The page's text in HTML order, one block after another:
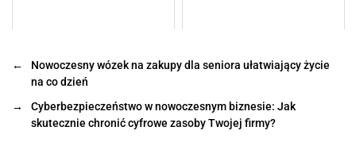
←
Nowoczesny wózek na zakupy dla seniora ułatwiający życie
na co dzień
→
Cyberbezpieczeństwo w nowoczesnym biznesie: Jak
skutecznie chronić cyfrowe zasoby Twojej firmy?